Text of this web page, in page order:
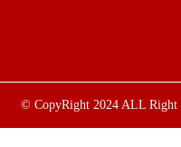
© CopyRight 2024 ALL Right